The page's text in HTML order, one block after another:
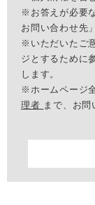
※お答えが必要
お問い合わせ先
※いただいたご
ジとするために
します。
※ホームページ
理者 まで、お問